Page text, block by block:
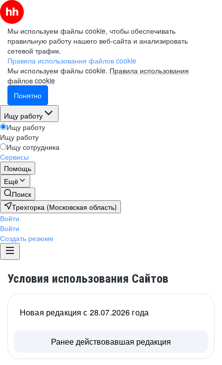
Мы используем файлы cookie, чтобы обеспечивать
правильную работу нашего веб-сайта и анализировать
сетевой трафик.
Правила использования файлов cookie
Мы используем файлы cookie. Правила использования
файлов cookie
Понятно
Ищу работу
Ищу работу
Ищу работу
Ищу сотрудника
Сервисы
Помощь
Ещё
Поиск
Трехгорка (Московская область)
Войти
Войти
Создать резюме
Условия использования Сайтов
Новая редакция с 28.07.2026 года
Ранее действовавшая редакция